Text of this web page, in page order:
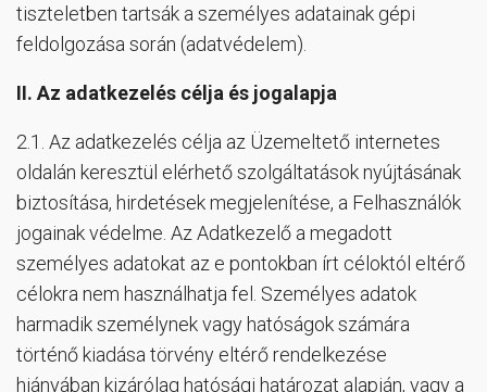
tiszteletben tartsák a személyes adatainak gépi
feldolgozása során (adatvédelem).
II. Az adatkezelés célja és jogalapja
2.1. Az adatkezelés célja az Üzemeltető internetes
oldalán keresztül elérhető szolgáltatások nyújtásának
biztosítása, hirdetések megjelenítése, a Felhasználók
jogainak védelme. Az Adatkezelő a megadott
személyes adatokat az e pontokban írt céloktól eltérő
célokra nem használhatja fel. Személyes adatok
harmadik személynek vagy hatóságok számára
történő kiadása törvény eltérő rendelkezése
hiányában kizárólag hatósági határozat alapján, vagy a